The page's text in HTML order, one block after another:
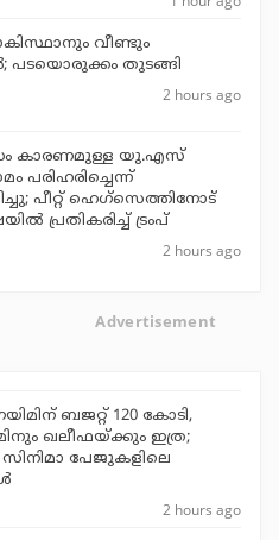
വീണ്ടും
പടയൊരുക്കം തുടങ്ങി
2 hours ago
കാരണമുള്ള യു.എസ്
പരിഹരിച്ചെന്ന്
പീറ്റ് ഹെഗ്‌സെത്തിനോട്
പ്രതികരിച്ച് ട്രംപ്
2 hours ago
Advertisement
ബജറ്റ് 120 കോടി,
ഖലീഫയ്ക്കും ഇത്ര;
പേജുകളിലെ
2 hours ago